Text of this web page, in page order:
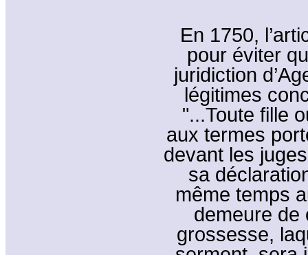
En 1750,
pour éviter
juridiction
légitimes
"...Toute fille
aux termes
devant les
sa
même temps
demeure de
grossesse,